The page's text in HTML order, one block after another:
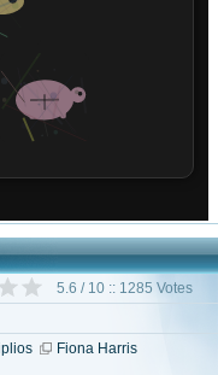
5.6 / 10 :: 1285 Votes
Fiona Harris